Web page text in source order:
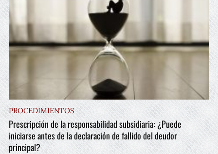
PROCEDIMIENTOS
Prescripción de la responsabilidad subsidiaria: ¿Puede
iniciarse antes de la declaración de fallido del deudor
principal?